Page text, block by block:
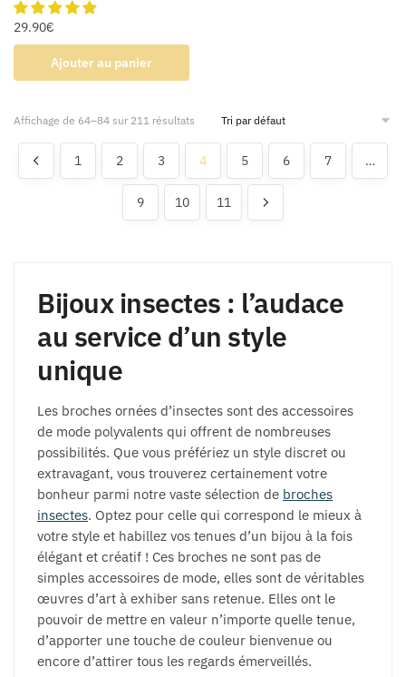
29.90€
Ajouter au panier
Affichage de 64–84 sur 211 résultats
1 2 3 4 5 6 7 …
9 10 11
Bijoux insectes : l’audace
au service d’un style
unique
Les broches ornées d’insectes sont des accessoires
de mode polyvalents qui offrent de nombreuses
possibilités. Que vous préfériez un style discret ou
extravagant, vous trouverez certainement votre
bonheur parmi notre vaste sélection de broches
insectes. Optez pour celle qui correspond le mieux à
votre style et habillez vos tenues d’un bijou à la fois
élégant et créatif ! Ces broches ne sont pas de
simples accessoires de mode, elles sont de véritables
œuvres d’art à exhiber sans retenue. Elles ont le
pouvoir de mettre en valeur n’importe quelle tenue,
d’apporter une touche de couleur bienvenue ou
encore d’attirer tous les regards émerveillés.